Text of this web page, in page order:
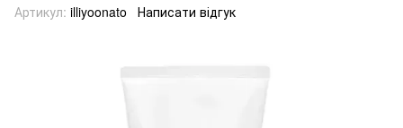
Артикул: illiyoonato Написати відгук